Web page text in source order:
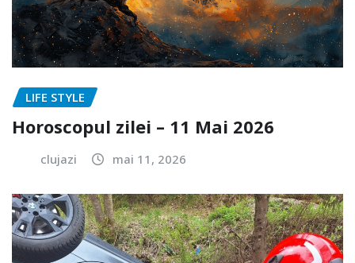
LIFE STYLE
Horoscopul zilei – 11 Mai 2026
clujazi mai 11, 2026